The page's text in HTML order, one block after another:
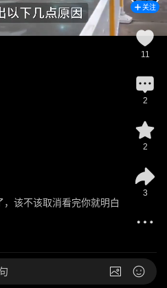
该不该取消看完你就明白
关注
11
2
2
3